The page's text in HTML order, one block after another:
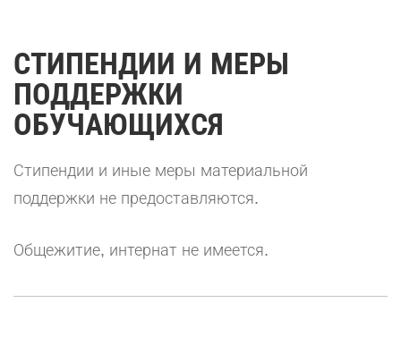
СТИПЕНДИИ И МЕРЫ
ПОДДЕРЖКИ
ОБУЧАЮЩИХСЯ
Стипендии и иные меры материальной
поддержки не предоставляются.
Общежитие, интернат не имеется.